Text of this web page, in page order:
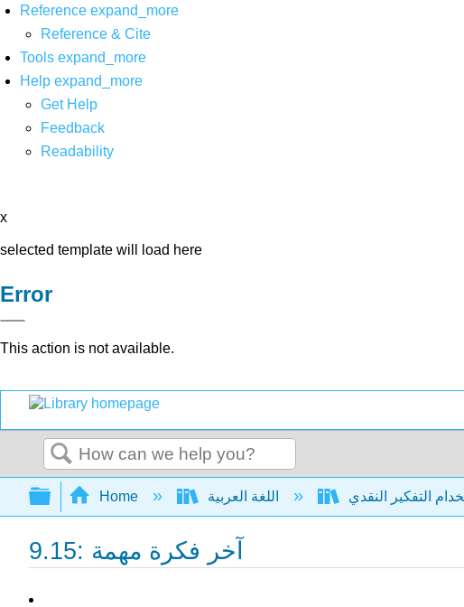
Reference expand_more
Reference & Cite
Tools expand_more
Help expand_more
Get Help
Feedback
Readability
x
selected template will load here
Error
This action is not available.
Search
Expand/collapse global hierarchy
Home
9.15: آخر فكرة مهمة